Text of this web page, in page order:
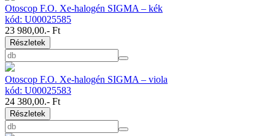
Otoscop F.O. Xe-halogén SIGMA – kék
kód: U00025585
23 980,00.- Ft
Részletek
Otoscop F.O. Xe-halogén SIGMA – viola
kód: U00025583
24 380,00.- Ft
Részletek